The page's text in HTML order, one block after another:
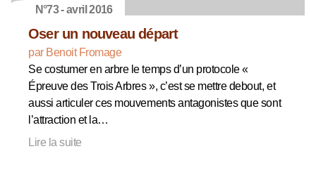
N°73 - avril 2016
Oser un nouveau départ
par Benoit Fromage
Se costumer en arbre le temps d’un protocole «
Épreuve des Trois Arbres », c’est se mettre debout, et
aussi articuler ces mouvements antagonistes que sont
l’attraction et la…
Lire la suite